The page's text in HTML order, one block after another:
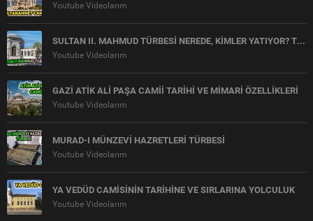
Youtube Videolarım
SULTAN II. MAHMUD TÜRBESİ NEREDE, KİMLER YATIYOR? TÜM DETAYLARIYLA
Youtube Videolarım
GAZİ ATİK ALİ PAŞA CAMİİ TARİHİ VE MİMARİ ÖZELLİKLERİ
Youtube Videolarım
MURAD-I MÜNZEVİ HAZRETLERİ TÜRBESİ
Youtube Videolarım
YA VEDÜD CAMİSİNİN TARİHİNE VE SIRLARINA YOLCULUK
Youtube Videolarım